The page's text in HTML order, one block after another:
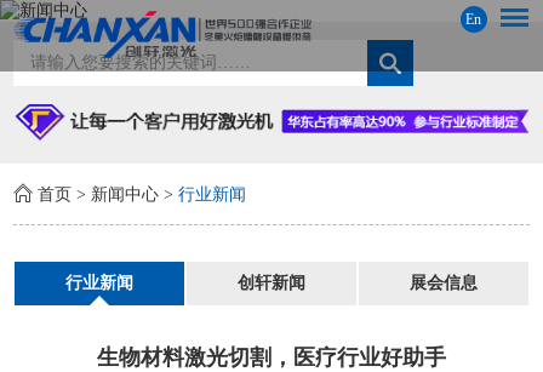
En
首页 > 新闻中心 >行业新闻
行业新闻 创轩新闻 展会信息
生物材料激光切割，医疗行业好助手